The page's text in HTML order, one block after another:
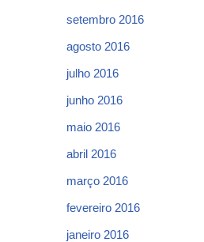
setembro 2016
agosto 2016
julho 2016
junho 2016
maio 2016
abril 2016
março 2016
fevereiro 2016
janeiro 2016